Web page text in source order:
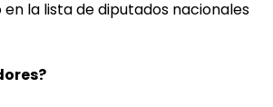
la lista de diputados nacionales